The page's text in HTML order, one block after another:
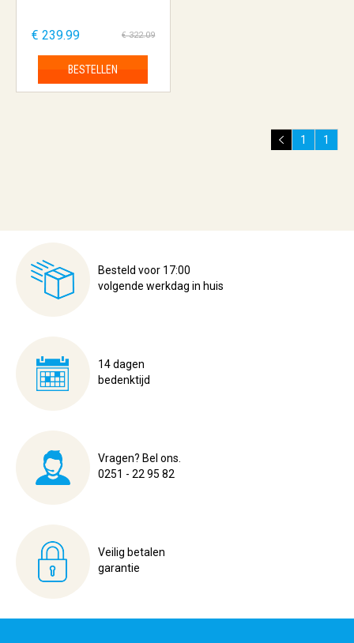
€ 239.99 € 322.09
BESTELLEN
1 1
Besteld voor 17:00
volgende werkdag in huis
14 dagen
bedenktijd
Vragen? Bel ons.
0251 - 22 95 82
Veilig betalen
garantie